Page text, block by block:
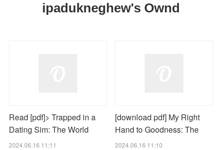
ipadukneghew's Ownd
Read [pdf]> Trapped in a
Dating Sim: The World
2024.06.16 11:11
[download pdf] My Right
Hand to Goodness: The
2024.06.16 11:10